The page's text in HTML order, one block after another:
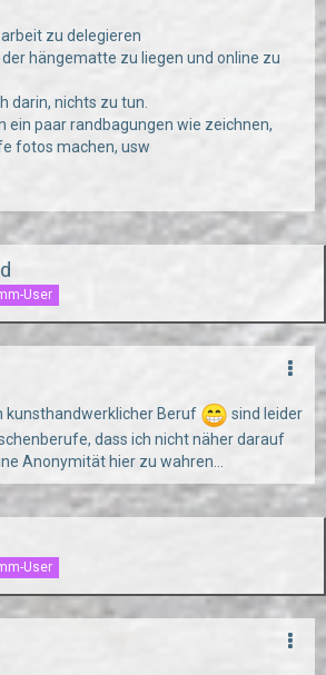
zu delegieren
hängematte zu liegen und online zu
darin, nichts zu tun.
ein paar randbagungen wie zeichnen,
fotos machen, usw
User
kunsthandwerklicher Beruf
sind leider
dass ich nicht näher darauf
Anonymität hier zu wahren...
User